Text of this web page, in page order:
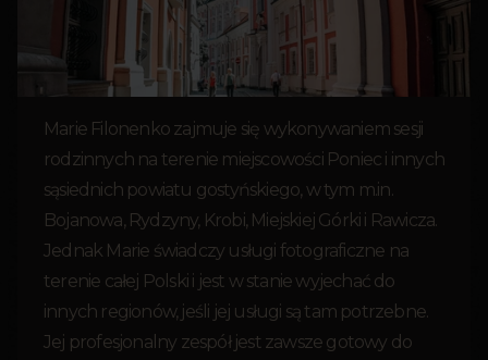
Marie Filonenko zajmuje się wykonywaniem sesji
rodzinnych na terenie miejscowości Poniec i innych
sąsiednich powiatu gostyńskiego, w tym m.in.
Bojanowa, Rydzyny, Krobi, Miejskiej Górki i Rawicza.
Jednak Marie świadczy usługi fotograficzne na
terenie całej Polski i jest w stanie wyjechać do
innych regionów, jeśli jej usługi są tam potrzebne.
Jej profesjonalny zespół jest zawsze gotowy do